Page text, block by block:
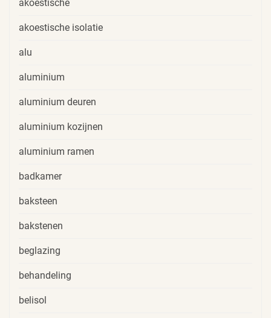
akoestische
akoestische isolatie
alu
aluminium
aluminium deuren
aluminium kozijnen
aluminium ramen
badkamer
baksteen
bakstenen
beglazing
behandeling
belisol